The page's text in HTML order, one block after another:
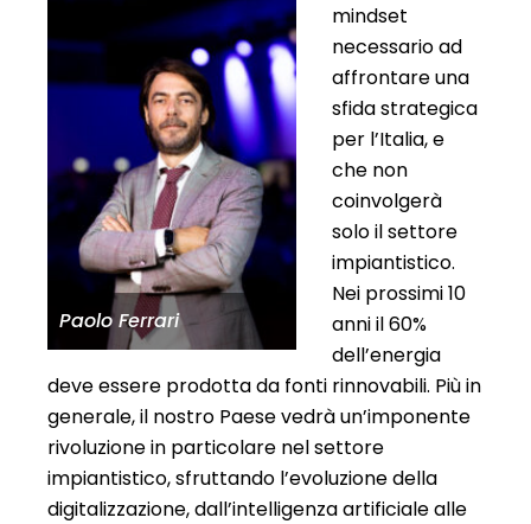
Paolo Ferrari
mindset
necessario ad
affrontare una
sfida strategica
per l’Italia, e
che non
coinvolgerà
solo il settore
impiantistico.
Nei prossimi 10
anni il 60%
dell’energia
deve essere prodotta da fonti rinnovabili. Più in
generale, il nostro Paese vedrà un’imponente
rivoluzione in particolare nel settore
impiantistico, sfruttando l’evoluzione della
digitalizzazione, dall’intelligenza artificiale alle